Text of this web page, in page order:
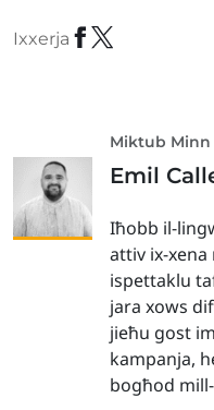
Ixxerja
Miktub Minn
Emil
Iħobb il-
attiv ix-
ispettaklu
jara xows
jieħu gost
kampanja,
bogħod